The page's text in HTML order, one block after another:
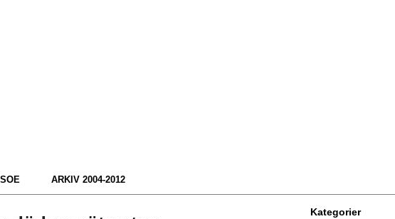
ARKIV 2004-2012
Kategorier